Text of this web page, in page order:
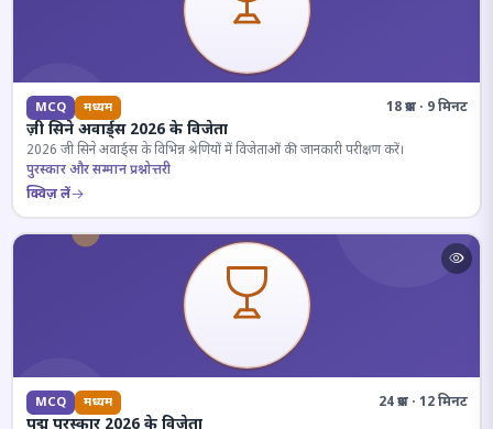
MCQ मध्यम 18 प्रश्न · 9 मिनट
ज़ी सिने अवार्ड्स 2026 के विजेता
2026 जी सिने अवार्ड्स के विभिन्न श्रेणियों में विजेताओं की जानकारी परीक्षण करें।
पुरस्कार और सम्मान प्रश्नोत्तरी
क्विज़ लें
MCQ मध्यम 24 प्रश्न · 12 मिनट
पद्म पुरस्कार 2026 के विजेता